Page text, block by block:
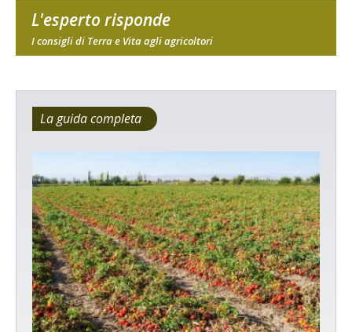
L'esperto risponde
I consigli di Terra e Vita agli agricoltori
La guida completa